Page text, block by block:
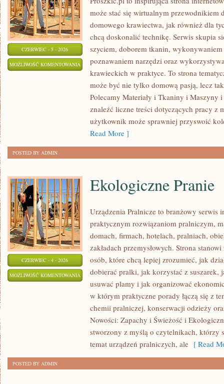
CZERWIEC - 5 - 2026
MOŻLIWOŚĆ KOMENTOWANIA
SZYCIE
ZERO
WASTE
może stać się wirtualnym przewodnikiem
domowego krawiectwa, jak również dla
chcą doskonalić technikę. Serwis skupia
szyciem, doborem tkanin,
poznawaniem narzędzi oraz
krawieckich w praktyce. To strona
może być nie tylko domową pasją, lecz
Polecamy Materiały i Tkaniny i Maszyny
znaleźć liczne treści dotyczących pracy z
użytkownik może sprawniej przyswoić
Read More ]
POSTED BY ADMIN
CZERWIEC - 4 - 2026
MOŻLIWOŚĆ KOMENTOWANIA EKOLOGICZNE
PRANIE
Ekologiczne Pranie
Urządzenia Pralnicze to branżowy serwis
praktycznym rozwiązaniom pralniczym,
domach, firmach, hotelach, pralniach,
zakładach przemysłowych. Strona
osób, które chcą lepiej zrozumieć, jak
dobierać pralki, jak korzystać z suszarek,
usuwać plamy i jak organizować
w którym praktyczne porady łączą się z
chemii pralniczej, konserwacji odzieży
Nowości: Zapachy i Świeżość i
stworzony z myślą o czytelnikach, którzy
temat urządzeń pralniczych, ale [ Read
POSTED BY ADMIN